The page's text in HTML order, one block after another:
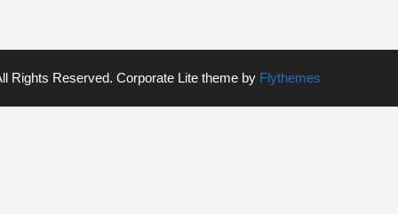
Rights Reserved. Corporate Lite theme by Flythemes